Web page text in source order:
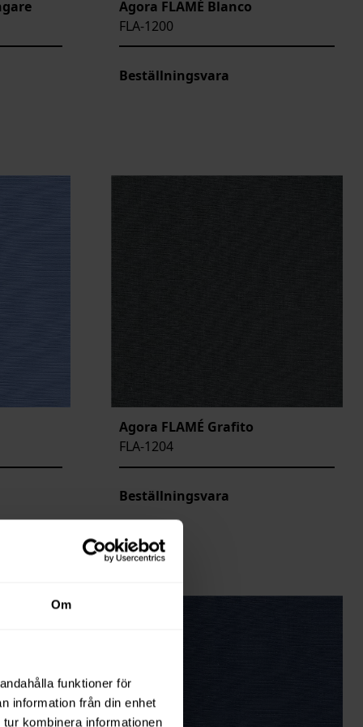
Om
funktioner för
information från din enhet
kombinera informationen
Agora FLAMÉ Blanco
FLA-1200
Beställningsvara
Agora FLAMÉ Grafito
FLA-1204
Beställningsvara